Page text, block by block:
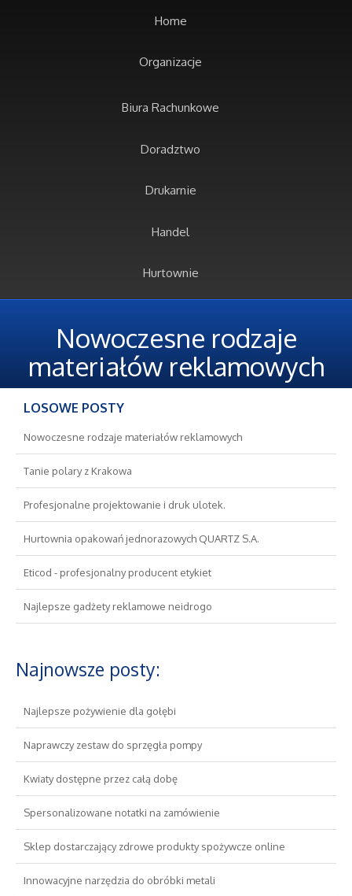
Home
Organizacje
Biura Rachunkowe
Doradztwo
Drukarnie
Handel
Hurtownie
Oferty Pracy
Ekologia
Banki, Przelewy, Waluty, Kantory
Wykończenia
Projektowanie
Remonty, Elektryk, Hydraulik
Drzwi i Okna
Nieruchomości, Działki
Domy, Mieszkania
Wykształcenie
Nowoczesne rodzaje
materiałów reklamowych
LOSOWE POSTY
Nowoczesne rodzaje materiałów reklamowych
Tanie polary z Krakowa
Profesjonalne projektowanie i druk ulotek.
Hurtownia opakowań jednorazowych QUARTZ S.A.
Eticod - profesjonalny producent etykiet
Najlepsze gadżety reklamowe neidrogo
Najnowsze posty:
Najlepsze pożywienie dla gołębi
Naprawczy zestaw do sprzęgła pompy
Kwiaty dostępne przez całą dobę
Spersonalizowane notatki na zamówienie
Sklep dostarczający zdrowe produkty spożywcze online
Innowacyjne narzędzia do obróbki metali